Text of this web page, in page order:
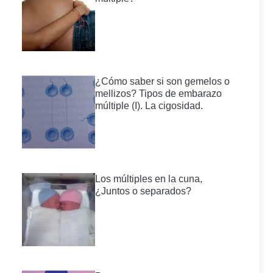
¿Cómo saber si son gemelos o
mellizos? Tipos de embarazo
múltiple (I). La cigosidad.
Los múltiples en la cuna,
¿Juntos o separados?